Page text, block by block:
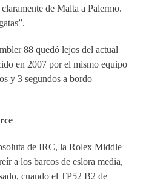
de Malta a Palermo.
88 quedó lejos del actual
en 2007 por el mismo equipo
y 3 segundos a bordo
de IRC, la Rolex Middle
a los barcos de eslora media,
cuando el TP52 B2 de